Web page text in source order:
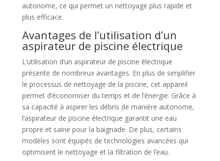
autonome, ce qui permet un nettoyage plus rapide et
plus efficace.
Avantages de l’utilisation d’un
aspirateur de piscine électrique
L’utilisation d’un aspirateur de piscine électrique
présente de nombreux avantages. En plus de simplifier
le processus de nettoyage de la piscine, cet appareil
permet d’économiser du temps et de l’énergie. Grâce à
sa capacité à aspirer les débris de manière autonome,
l’aspirateur de piscine électrique garantit une eau
propre et saine pour la baignade. De plus, certains
modèles sont équipés de technologies avancées qui
optimisent le nettoyage et la filtration de l’eau.